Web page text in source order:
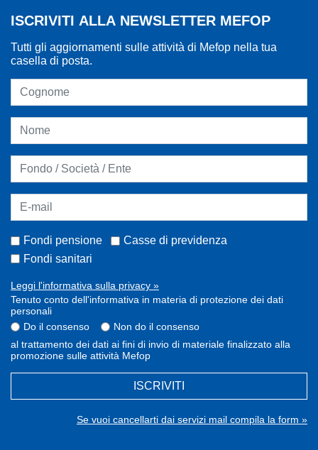
ISCRIVITI ALLA NEWSLETTER MEFOP
Tutti gli aggiornamenti sulle attività di Mefop nella tua
casella di posta.
Fondi pensione
Casse di previdenza
Fondi sanitari
Leggi l'informativa sulla privacy »
Tenuto conto dell'informativa in materia di protezione dei dati
personali
Do il consenso
Non do il consenso
al trattamento dei dati ai fini di invio di materiale finalizzato alla
promozione sulle attività Mefop
ISCRIVITI
Se vuoi cancellarti dai servizi mail compila la form »